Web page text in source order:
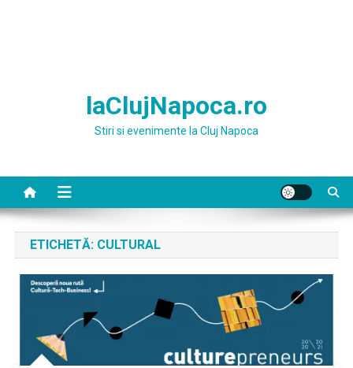
laClujNapoca.ro
Stiri si evenimente la Cluj Napoca
ETICHETĂ: CULTURAL